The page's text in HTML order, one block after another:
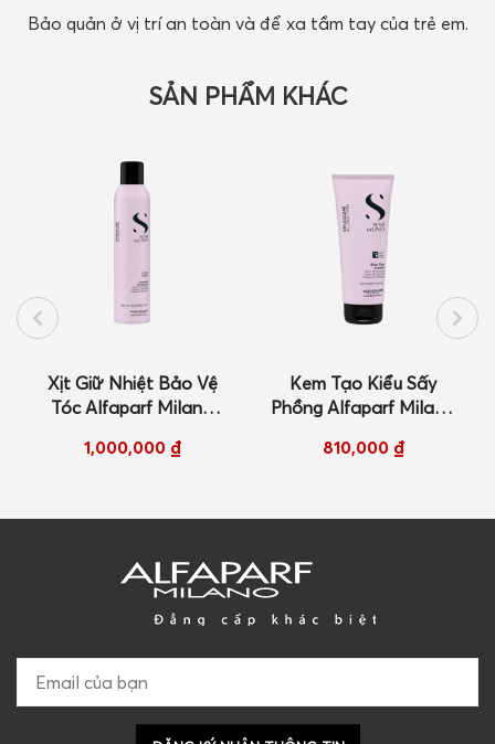
Bảo quản ở vị trí an toàn và để xa tầm tay của trẻ em.
SẢN PHẨM KHÁC
Xịt Giữ Nhiệt Bảo Vệ
Tóc Alfaparf Milano
Thermal Protector
1,000,000 ₫
Kem Tạo Kiểu Sấy
Phồng Alfaparf Milano
Blow Dry Cream 200ml
810,000 ₫